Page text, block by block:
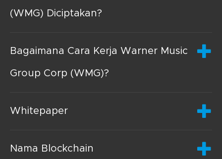
(WMG) Diciptakan?
Bagaimana Cara Kerja Warner Music
Group Corp (WMG)?
Whitepaper
Nama Blockchain